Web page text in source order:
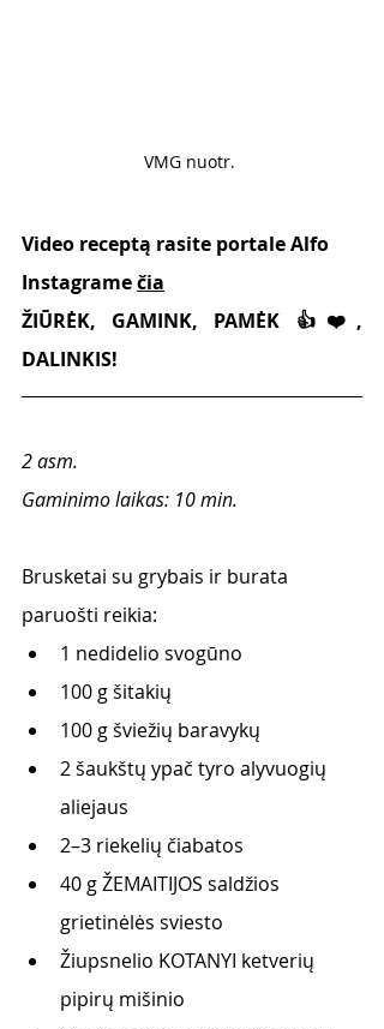
VMG nuotr.
Video receptą rasite portale Alfo
Instagrame čia
ŽIŪRĖK, GAMINK, PAMĖK 👍❤️,
DALINKIS!
2 asm.
Gaminimo laikas: 10 min.
Brusketai su grybais ir burata
paruošti reikia:
1 nedidelio svogūno
100 g šitakių
100 g šviežių baravykų
2 šaukštų ypač tyro alyvuogių
aliejaus
2–3 riekelių čiabatos
40 g ŽEMAITIJOS saldžios
grietinėlės sviesto
Žiupsnelio KOTANYI ketverių
pipirų mišinio